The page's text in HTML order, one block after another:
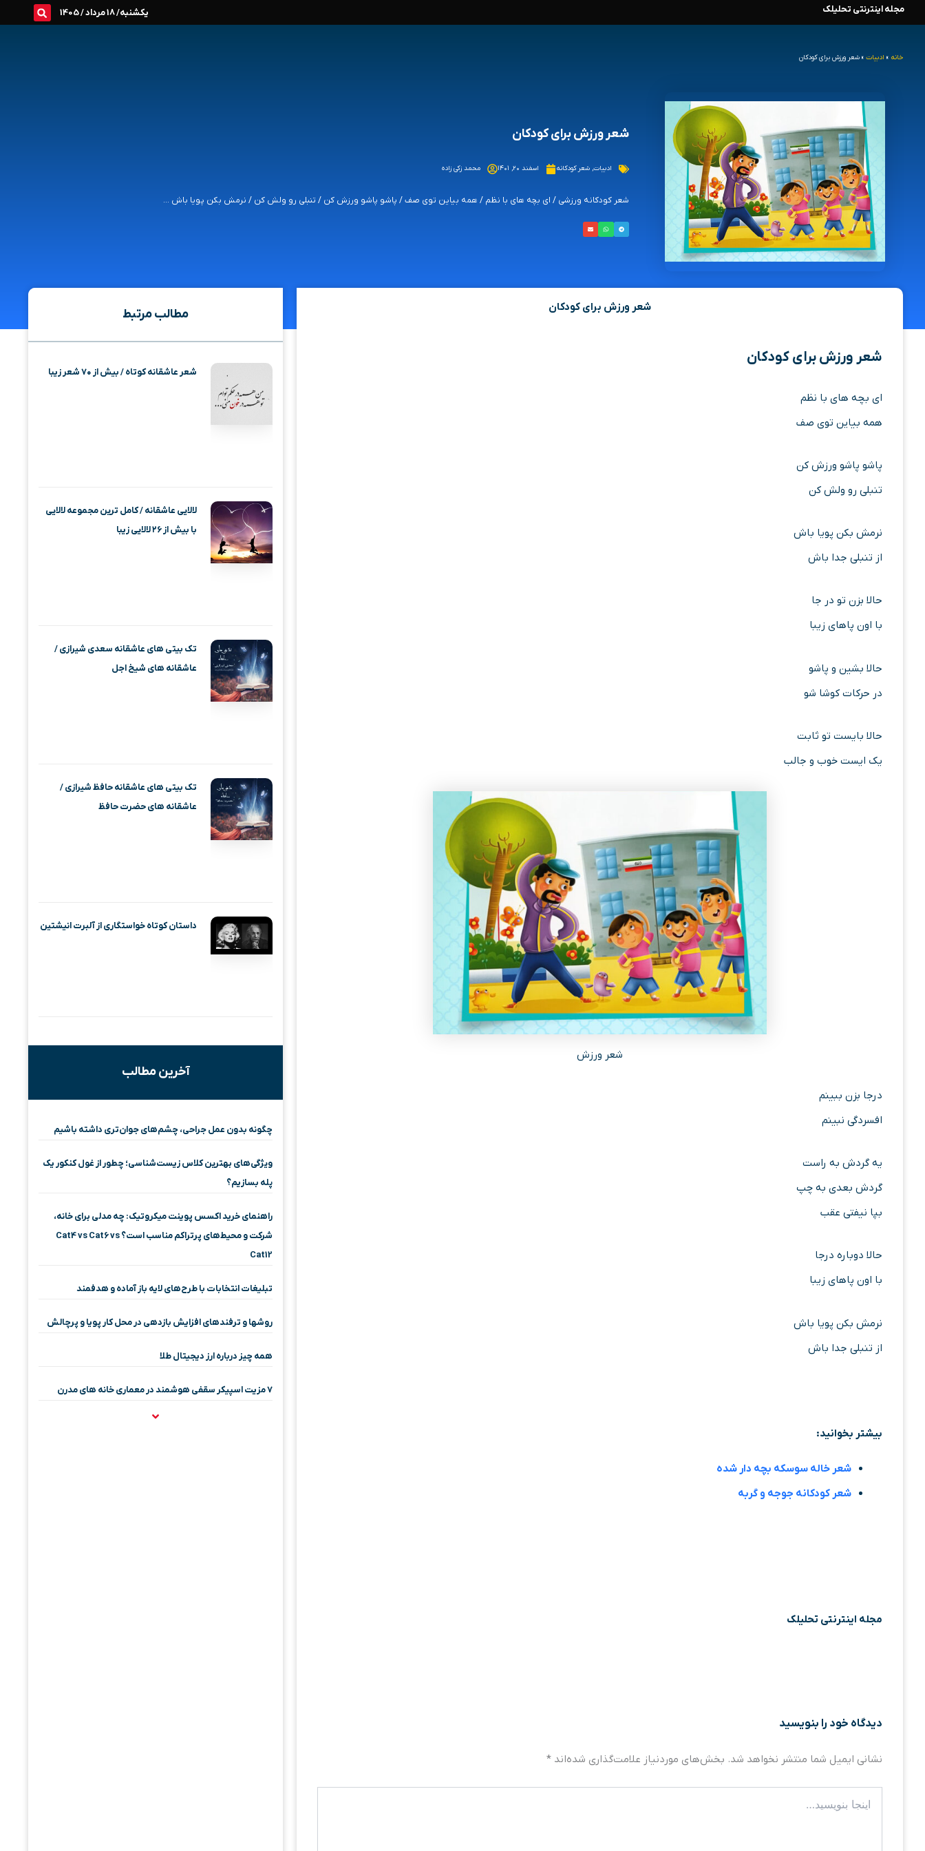
محتوا
مجله اینترنتی تحلیلک یکشنبه/ 18 مرداد / 1405
خانه » ادبیات » شعر ورزش برای کودکان
شعر ورزش برای کودکان
ادبیات, شعر کودکانه اسفند ۲۰, ۱۴۰۱ محمد زکی زاده
شعر کودکانه ورزشی / ای بچه‌ های با نظم / همه بیاین توی صف / پاشو پاشو ورزش کن / تنبلی رو ولش کن / نرمش بکن پویا باش ...
شعر ورزش برای کودکان
شعر ورزش برای کودکان
ای بچه‌ های با نظم
همه بیاین توی صف
پاشو پاشو ورزش کن
تنبلی رو ولش کن
نرمش بکن پویا باش
از تنبلی جدا باش
حالا بزن تو در جا
با اون پاهای زیبا
حالا بشین و پاشو
در حرکات کوشا شو
حالا بایست تو ثابت
یک ایست خوب و جالب
شعر ورزش
درجا بزن ببینم
افسردگی نبینم
یه گردش به راست
گردش بعدی به چپ
بپا نیفتی عقب
حالا دوباره درجا
با اون پاهای زیبا
نرمش بکن پویا باش
از تنبلی جدا باش
بیشتر بخوانید:
شعر خاله سوسکه بچه دار شده
شعر کودکانه جوجه و گربه
مجله اینترنتی تحلیلک
دیدگاه‌ خود را بنویسید
نشانی ایمیل شما منتشر نخواهد شد. بخش‌های موردنیاز علامت‌گذاری شده‌اند *
بنویسید…
مطالب مرتبط
شعر عاشقانه کوتاه / بیش از ۷۰ شعر زیبا
لالایی عاشقانه / کامل ترین مجموعه لالایی
با بیش از ۲۶ لالایی زیبا
تک بیتی های عاشقانه سعدی شیرازی /
عاشقانه های شیخ اجل
تک بیتی های عاشقانه حافظ شیرازی /
عاشقانه های حضرت حافظ
داستان کوتاه خواستگاری از آلبرت انیشتین
آخرین مطالب
چگونه بدون عمل جراحی، چشم‌های جوان‌تری داشته باشیم
ویژگی‌های بهترین کلاس زیست‌شناسی؛ چطور از غول کنکور یک
پله بسازیم؟
راهنمای خرید اکسس پوینت میکروتیک: چه مدلی برای خانه،
شرکت و محیط‌های پرتراکم مناسب است؟ Cat4 vs Cat6 vs
Cat12
تبلیغات انتخابات با طرح‌های لایه باز آماده و هدفمند
روشها و ترفندهای افزایش بازدهی در محل کار پویا و پرچالش
همه چیز درباره ارز دیجیتال طلا
۷ مزیت اسپیکر سقفی هوشمند در معماری خانه‌ های مدرن